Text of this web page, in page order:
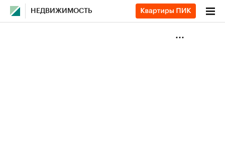
НЕДВИЖИМОСТЬ